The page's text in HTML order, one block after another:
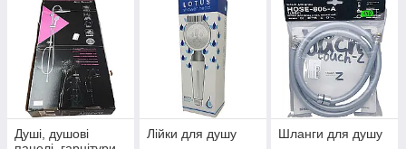
Душі, душові
Лійки для душу Шланги для душу